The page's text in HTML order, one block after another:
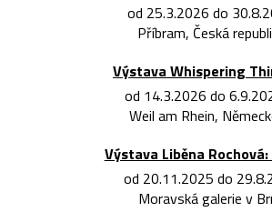
od 25.3.2026 do
Příbram, Česká
Výstava Whispering
od 14.3.2026 do
Weil am Rhein,
Výstava Liběna
od 20.11.2025 do
Moravská galerie v